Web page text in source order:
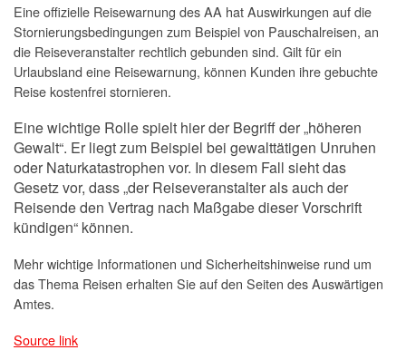
Eine offizielle Reisewarnung des AA hat Auswirkungen auf die
Stornierungsbedingungen zum Beispiel von Pauschalreisen, an
die Reiseveranstalter rechtlich gebunden sind. Gilt für ein
Urlaubsland eine Reisewarnung, können Kunden ihre gebuchte
Reise kostenfrei stornieren.
Eine wichtige Rolle spielt hier der Begriff der „höheren
Gewalt“. Er liegt zum Beispiel bei gewalttätigen Unruhen
oder Naturkatastrophen vor. In diesem Fall sieht das
Gesetz vor, dass „der Reiseveranstalter als auch der
Reisende den Vertrag nach Maßgabe dieser Vorschrift
kündigen“ können.
Mehr wichtige Informationen und Sicherheitshinweise rund um
das Thema Reisen erhalten Sie auf den Seiten desAuswärtigen
Amtes.
Source link